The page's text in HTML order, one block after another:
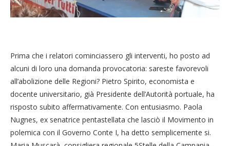
Prima che i relatori cominciassero gli interventi, ho posto ad
alcuni di loro una domanda provocatoria: sareste favorevoli
all’abolizione delle Regioni? Pietro Spirito, economista e
docente universitario, già Presidente dell’Autorità portuale, ha
risposto subito affermativamente. Con entusiasmo. Paola
Nugnes, ex senatrice pentastellata che lasciò il Movimento in
polemica con il Governo Conte I, ha detto semplicemente si.